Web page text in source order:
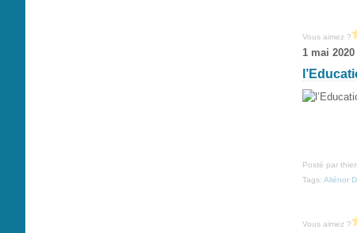
Vous aimez ?
1 mai 2020
Posté par
Tags: Aliénor
Vous aimez ?